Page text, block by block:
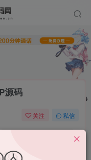
源码
关注 私信